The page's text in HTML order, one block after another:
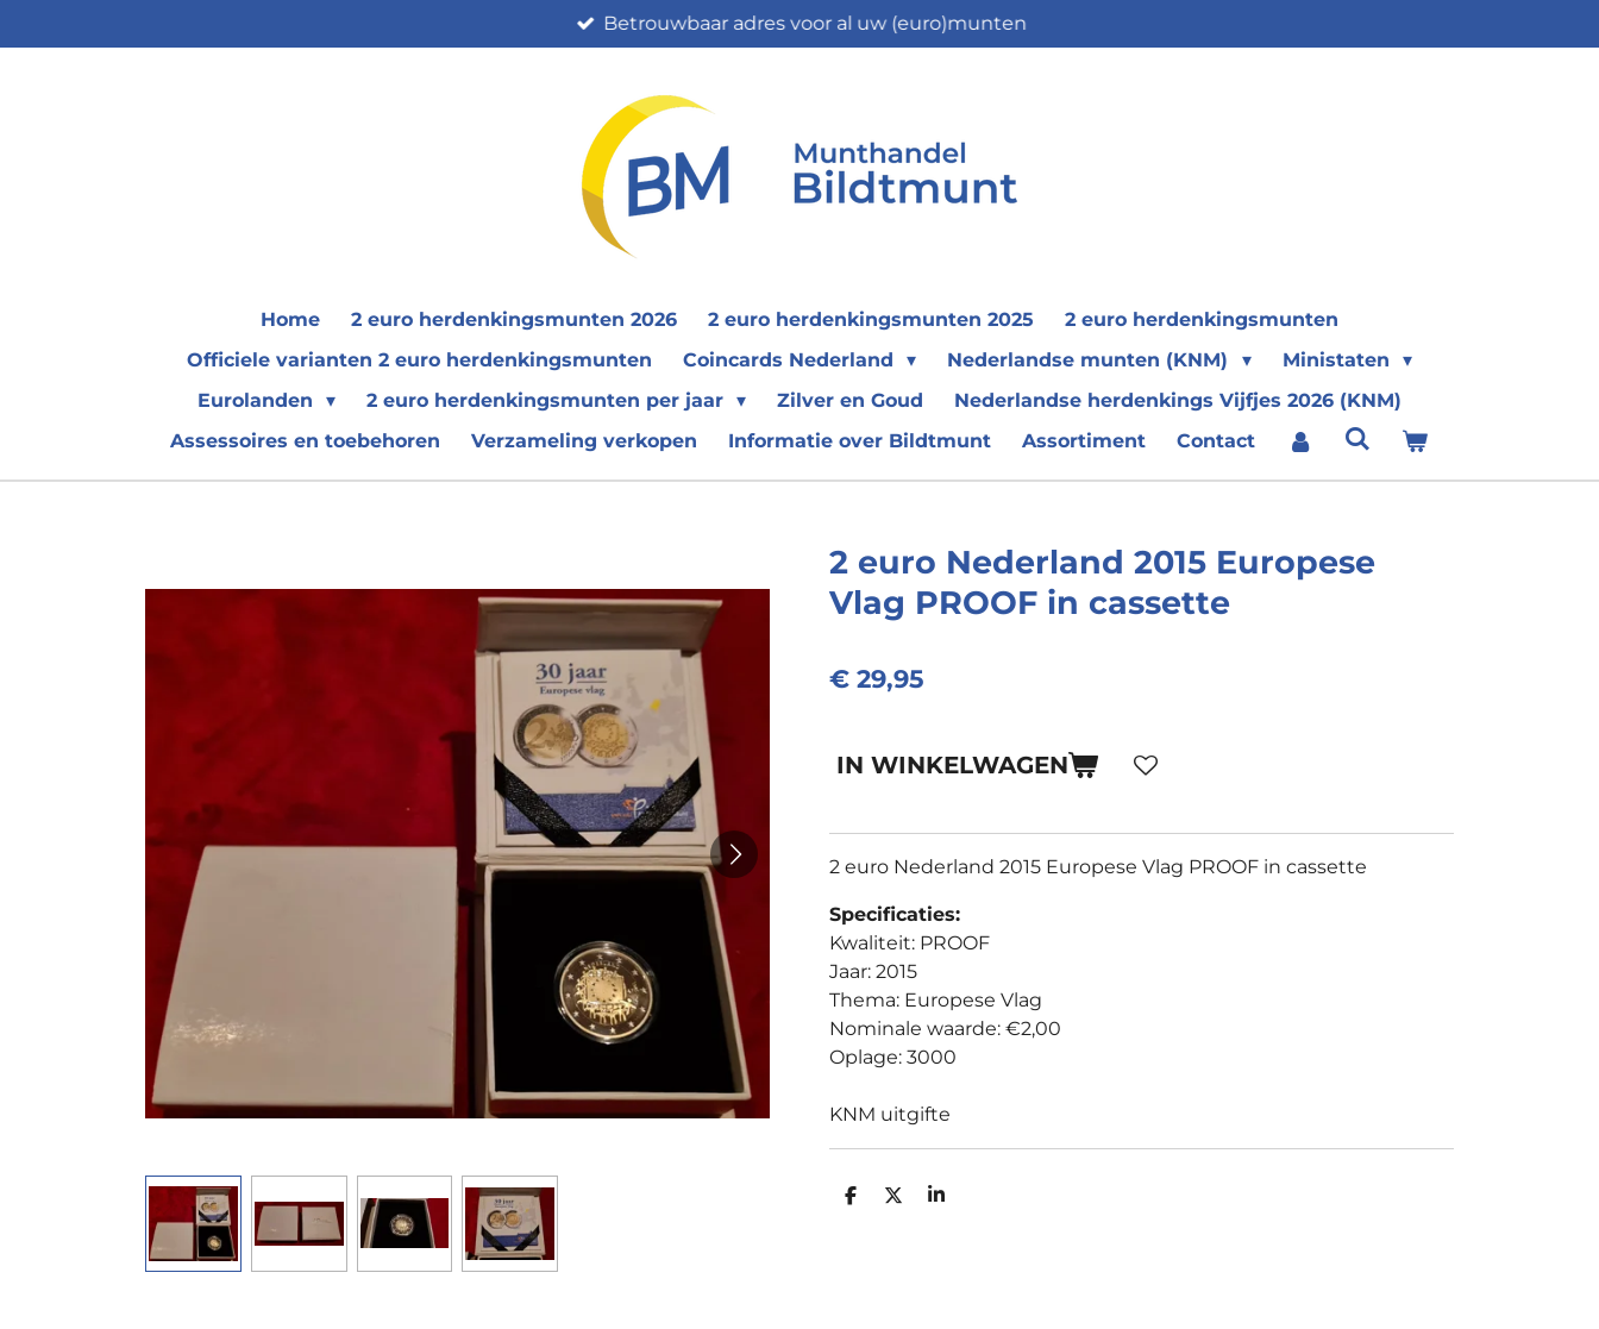
direct
Betrouwbaar adres voor al uw (euro)munten
Home 2 euro herdenkingsmunten 2026 2 euro herdenkingsmunten 2025
2 euro herdenkingsmunten
Officiele varianten 2 euro herdenkingsmunten
Coincards Nederland Nederlandse munten (KNM)
Ministaten
Eurolanden
2 euro herdenkingsmunten per jaar Zilver en Goud
Nederlandse herdenkings Vijfjes 2026 (KNM)
Assessoires en toebehoren
Verzameling verkopen Informatie over Bildtmunt Assortiment Contact
2 euro Nederland 2015 Europese
Vlag PROOF in cassette
€ 29,95
IN WINKELWAGEN
2 euro Nederland 2015 Europese Vlag PROOF in cassette
Specificaties:
Kwaliteit: PROOF
Jaar: 2015
Thema: Europese Vlag
Nominale waarde: €2,00
Oplage: 3000
KNM uitgifte
D
D
S